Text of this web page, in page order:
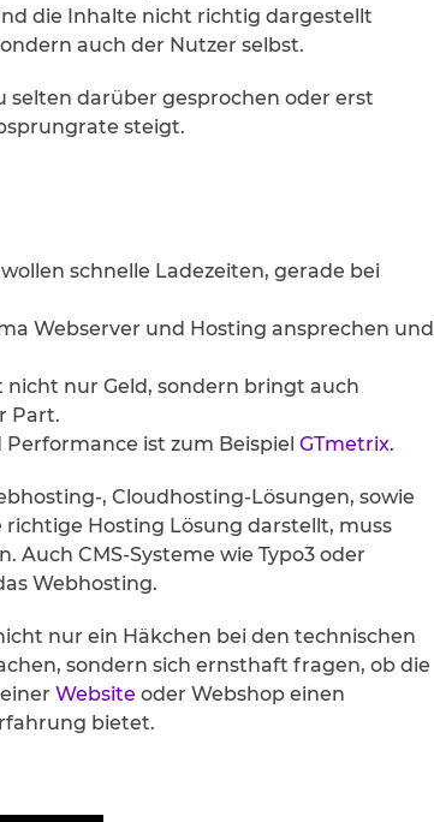
die Inhalte nicht richtig dargestellt
auch der Nutzer selbst.
selten darüber gesprochen oder erst
steigt.
schnelle Ladezeiten, gerade bei
Webserver und Hosting ansprechen und
nicht nur Geld, sondern bringt auch
Part.
Performance ist zum Beispiel GTmetrix.
, Cloudhosting-Lösungen, sowie
Hosting Lösung darstellt, muss
CMS-Systeme wie Typo3 oder
Webhosting.
nur ein Häkchen bei den technischen
sondern sich ernsthaft fragen, ob die
Website oder Webshop einen
bietet.